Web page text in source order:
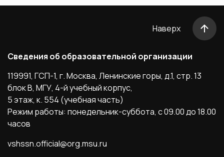
Сведения об образовательной организации
119991, ГСП-1, г. Москва, Ленинские горы, д.1, стр. 13
блок B, МГУ, 4-й учебный корпус,
5 этаж, к. 554 (учебная часть)
Режим работы: понедельник-суббота, с 09.00 до 18.00
часов
vshssn.official@org.msu.ru
Наверх